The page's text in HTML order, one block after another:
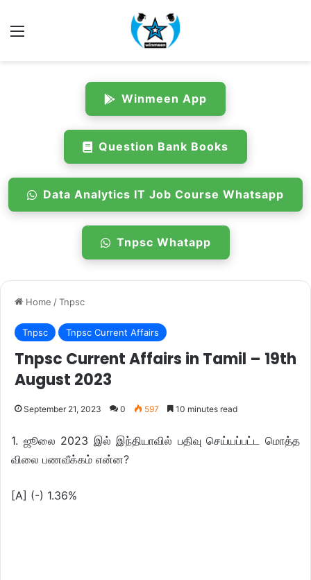
Menu
Winmeen App
Question Bank Books
Data Analytics IT Job Course Whatsapp
Tnpsc Whatapp
Home /Tnpsc
Tnpsc Tnpsc Current Affairs
Tnpsc Current Affairs in Tamil – 19th
August 2023
September 21, 2023 0 597 10 minutes read
1. ஜூலை 2023 இல் இந்தியாவில் பதிவு செய்யப்பட்ட மொத்த
விலை பணவீக்கம் என்ன?
[A] (-) 1.36%